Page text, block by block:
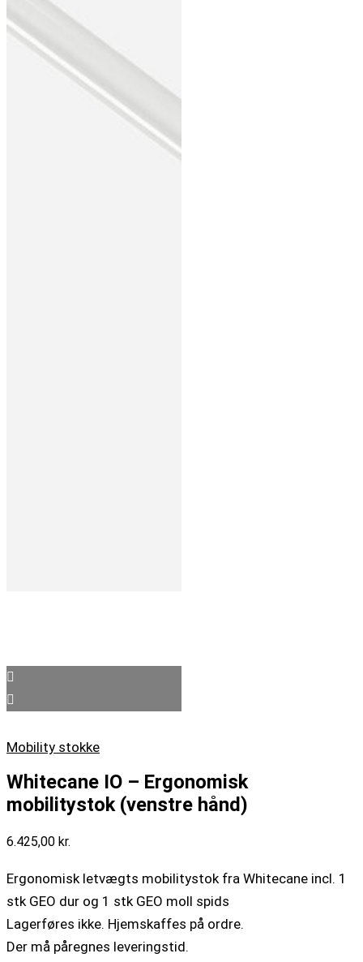
Mobility stokke
Whitecane IO – Ergonomisk
mobilitystok (venstre hånd)
6.425,00 kr.
Ergonomisk letvægts mobilitystok fra Whitecane incl. 1
stk GEO dur og 1 stk GEO moll spids
Lagerføres ikke. Hjemskaffes på ordre.
Der må påregnes leveringstid.